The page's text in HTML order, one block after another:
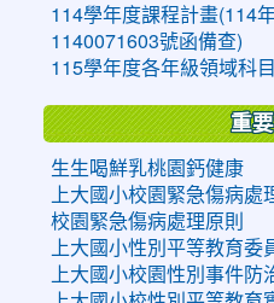
114學年度課程計畫(114
1140071603號函備查)
115學年度各年級領域科
重
生生喝鮮乳桃園鈣健康
上大國小校園緊急傷病處
校園緊急傷病處理原則
上大國小性別平等教育委
上大國小校園性別事件防